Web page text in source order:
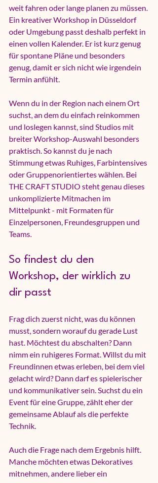
weit fahren oder lange planen zu müssen.
Ein kreativer Workshop in Düsseldorf
oder Umgebung passt deshalb perfekt in
einen vollen Kalender. Er ist kurz genug
für spontane Pläne und besonders
genug, damit er sich nicht wie irgendein
Termin anfühlt.
Wenn du in der Region nach einem Ort
suchst, an dem du einfach reinkommen
und loslegen kannst, sind Studios mit
breiter Workshop-Auswahl besonders
praktisch. So kannst du je nach
Stimmung etwas Ruhiges, Farbintensives
oder Gruppenorientiertes wählen. Bei
THE CRAFT STUDIO steht genau dieses
unkomplizierte Mitmachen im
Mittelpunkt - mit Formaten für
Einzelpersonen, Freundesgruppen und
Teams.
So findest du den
Workshop, der wirklich zu
dir passt
Frag dich zuerst nicht, was du können
musst, sondern worauf du gerade Lust
hast. Möchtest du abschalten? Dann
nimm ein ruhigeres Format. Willst du mit
Freundinnen etwas erleben, bei dem viel
gelacht wird? Dann darf es spielerischer
und kommunikativer sein. Suchst du ein
Event für eine Gruppe, zählt eher der
gemeinsame Ablauf als die perfekte
Technik.
Auch die Frage nach dem Ergebnis hilft.
Manche möchten etwas Dekoratives
mitnehmen, andere lieber ein